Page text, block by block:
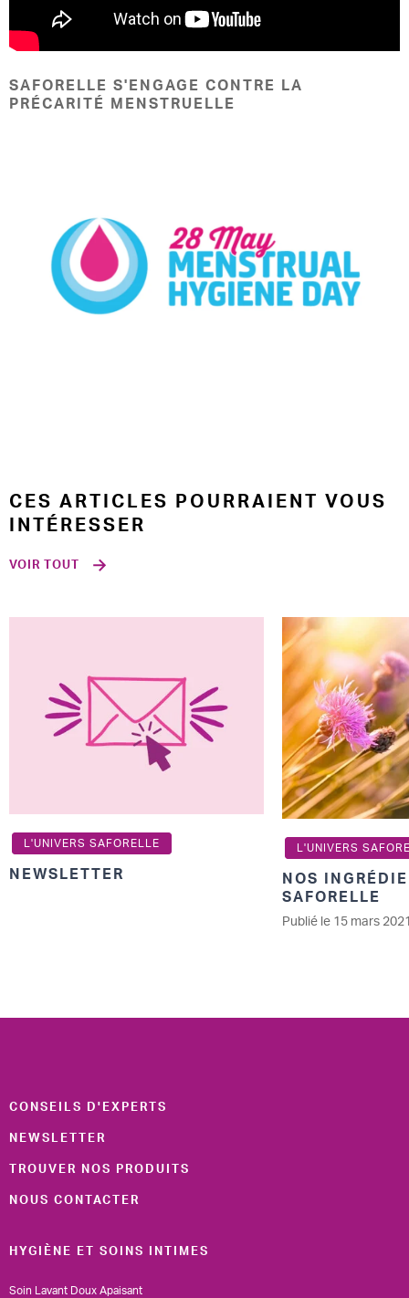
SAFORELLE S'ENGAGE CONTRE LA
PRÉCARITÉ MENSTRUELLE
CES ARTICLES POURRAIENT VOUS
INTÉRESSER
VOIR TOUT
L'UNIVERS SAFORELLE
NEWSLETTER
L'UNIVERS
NOS
SAFORELLE
Publié le 15 mars
CONSEILS D'EXPERTS
NEWSLETTER
TROUVER NOS PRODUITS
NOUS CONTACTER
HYGIÈNE ET SOINS INTIMES
Soin Lavant Doux Apaisant